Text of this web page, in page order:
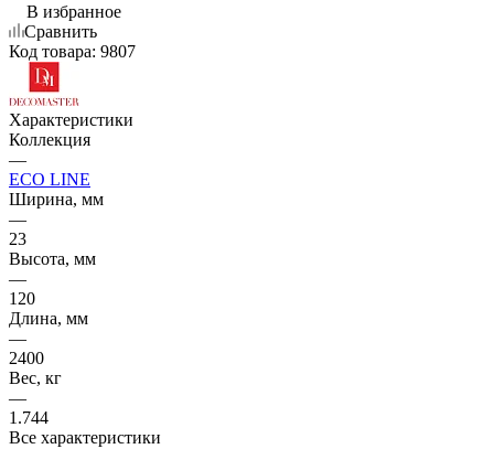
В избранное
Сравнить
Код товара: 9807
Характеристики
Коллекция
—
ECO LINE
Ширина, мм
—
23
Высота, мм
—
120
Длина, мм
—
2400
Вес, кг
—
1.744
Все характеристики